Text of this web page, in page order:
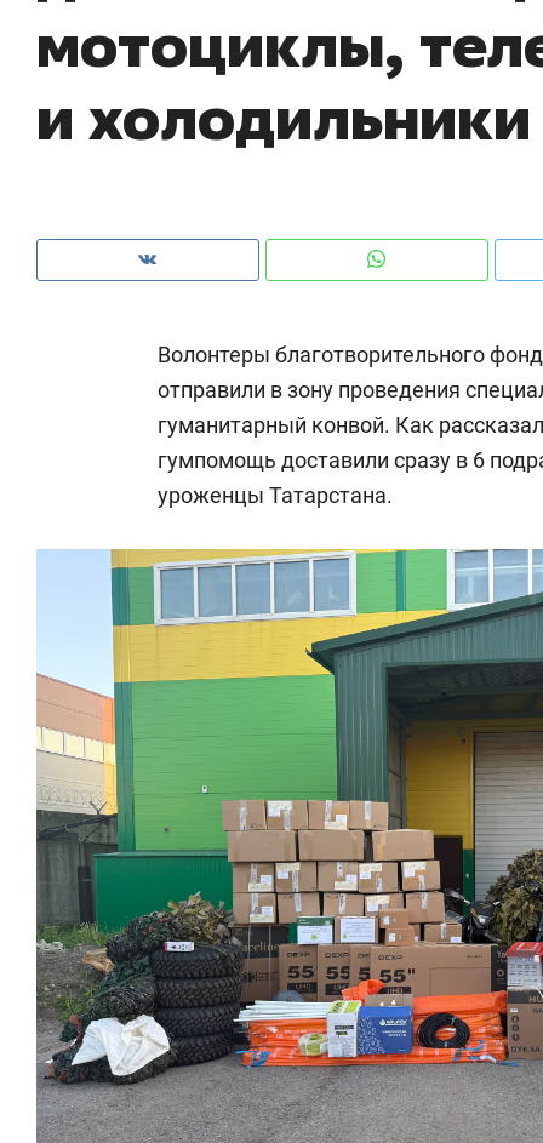
мотоциклы,
и холодильники
Волонтеры благотворительного
отправили в зону проведения
гуманитарный конвой. Как
гумпомощь доставили сразу в 6
уроженцы Татарстана.
чем интересен Оман?
Рекомендуем
Как ГК «МИР ГРУПП» и ВТБ
создают оазис жилого
Рекомендуем
150